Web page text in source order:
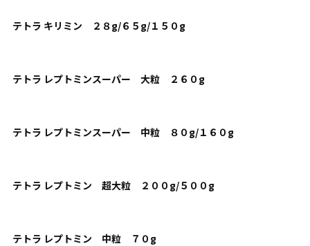
テトラ キリミン ２８g/６５g/１５０g
テトラ レプトミンスーパー 大粒 ２６０g
テトラ レプトミンスーパー 中粒 ８０g/１６０g
テトラ レプトミン 超大粒 ２００g/５００g
テトラ レプトミン 中粒 ７０g